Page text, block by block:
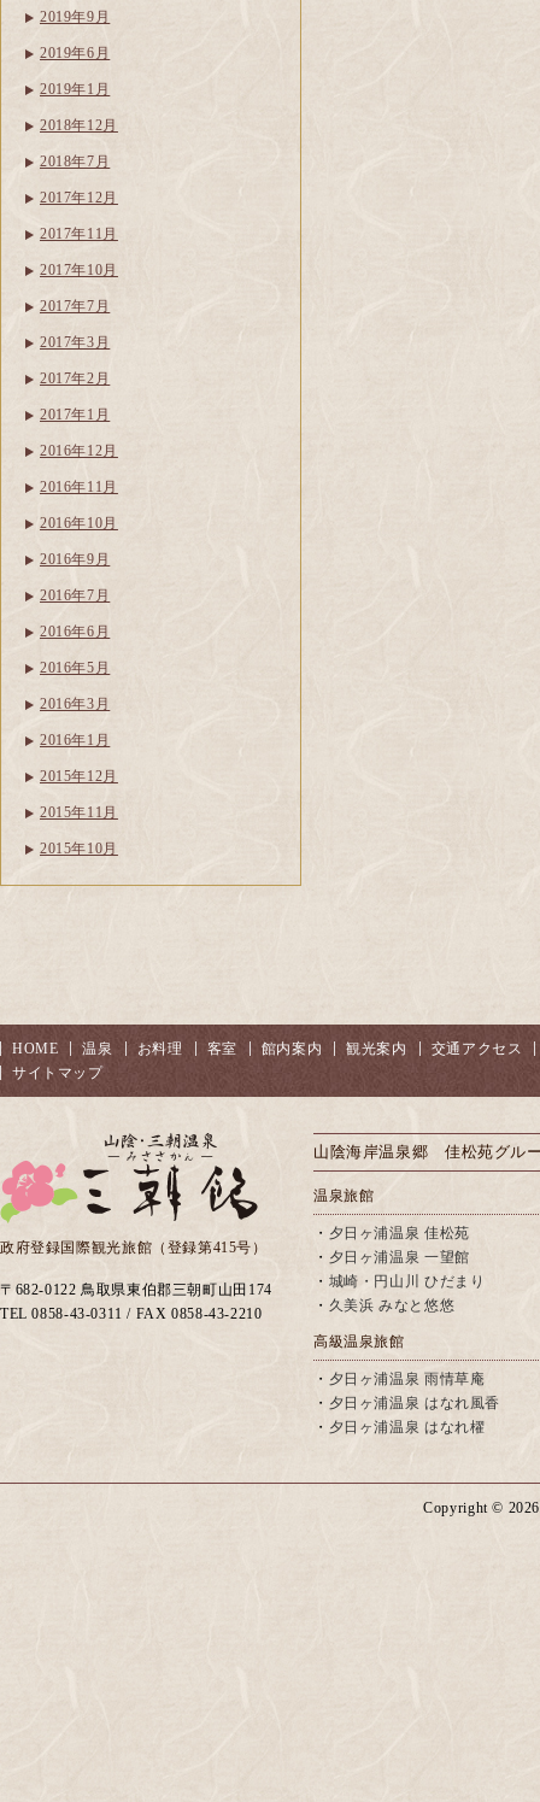
2019年9月
2019年6月
2019年1月
2018年12月
2018年7月
2017年12月
2017年11月
2017年10月
2017年7月
2017年3月
2017年2月
2017年1月
2016年12月
2016年11月
2016年10月
2016年9月
2016年7月
2016年6月
2016年5月
2016年3月
2016年1月
2015年12月
2015年11月
2015年10月
HOME 温泉 お料理 客室 館内案内 観光案内
交通アクセス
サイトマップ
政府登録国際観光旅館（登録第415号）
〒682-0122 鳥取県東伯郡三朝町山田174
TEL 0858-43-0311 / FAX 0858-43-2210
山陰海岸温泉郷 佳松苑グル
温泉旅館
・ 夕日ヶ浦温泉 佳松苑
・ 夕日ヶ浦温泉 一望館
・ 城崎・円山川 ひだまり
・ 久美浜 みなと悠悠
高級温泉旅館
・ 夕日ヶ浦温泉 雨情草庵
・ 夕日ヶ浦温泉 はなれ風香
・ 夕日ヶ浦温泉 はなれ櫂
Copyright ©